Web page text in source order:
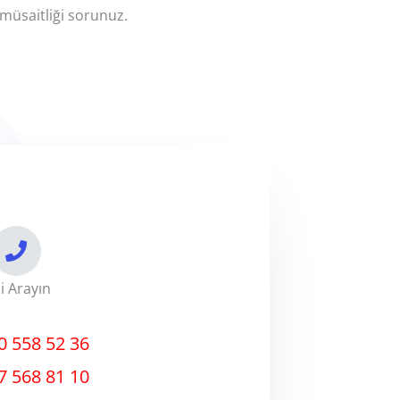
sorunuz.
Arayın
558 52 36
568 81 10